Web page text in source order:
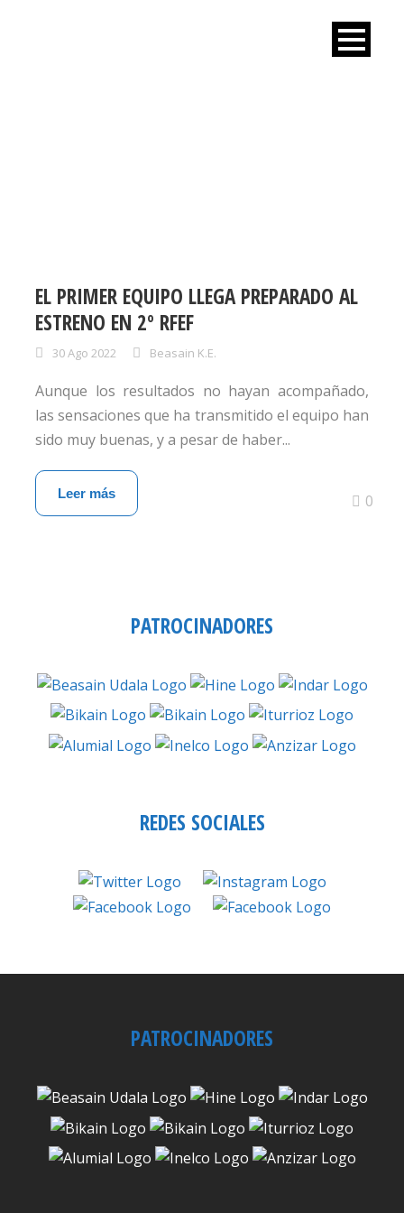
EL PRIMER EQUIPO LLEGA PREPARADO AL
ESTRENO EN 2º RFEF
30 Ago 2022 Beasain K.E.
Aunque los resultados no hayan acompañado,
las sensaciones que ha transmitido el equipo han
sido muy buenas, y a pesar de haber...
Leer más 0
PATROCINADORES
REDES SOCIALES
PATROCINADORES